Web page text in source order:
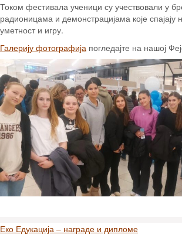
Током фестивала ученици су учествовали у
радионицама и демонстрацијама које спајају
уметност и игру.
Галерију фотографија погледајте на нашој
Кретање
Еко Едукација – награде и дипломе